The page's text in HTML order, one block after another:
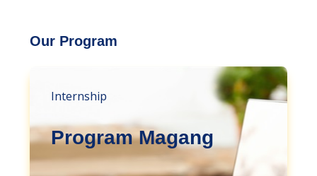
Our Program
Internship
Program Magang